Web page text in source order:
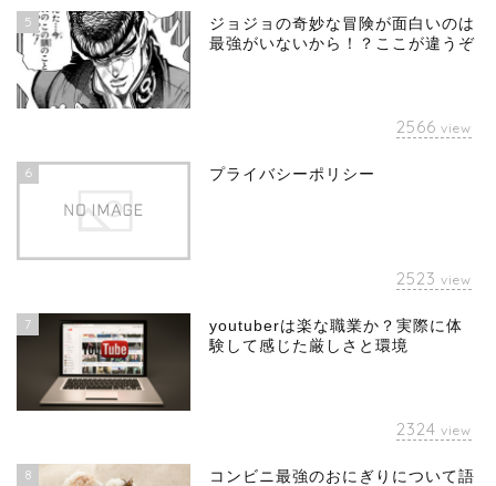
5
ジョジョの奇妙な冒険が面白いのは
最強がいないから！？ここが違うぞ
2566 view
6 プライバシーポリシー
2523 view
7
youtuberは楽な職業か？実際に体
験して感じた厳しさと環境
2324 view
8
コンビニ最強のおにぎりについて語